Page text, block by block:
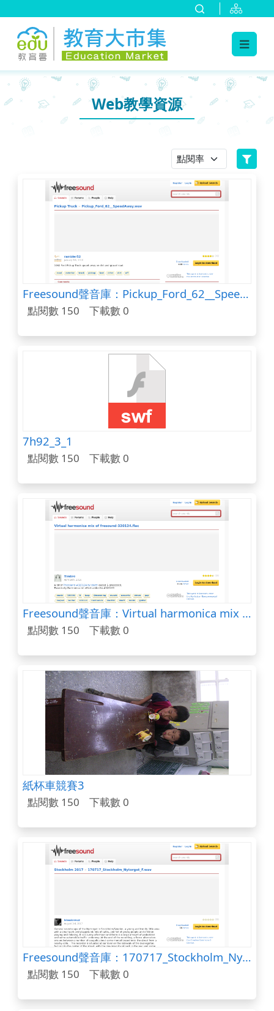
::: Web教學資源
Freesound聲音庫：Pickup_Ford_62__SpeedAway.wav
點閱數 150 下載數 0
7h92_3_1
點閱數 150 下載數 0
Freesound聲音庫：Virtual harmonica mix of fresound-320124.flac
點閱數 150 下載數 0
紙杯車競賽3
點閱數 150 下載數 0
Freesound聲音庫：170717_Stockholm_Nytorget_F.wav
點閱數 150 下載數 0